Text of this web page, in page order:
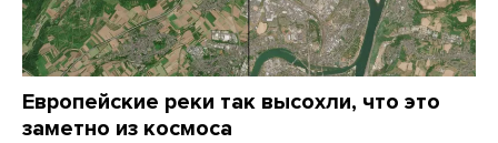
Европейские реки так высохли, что это
заметно из космоса